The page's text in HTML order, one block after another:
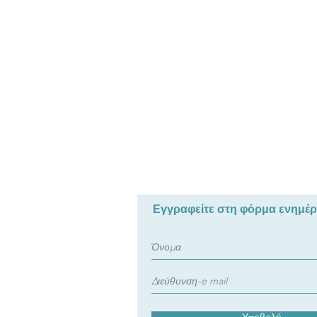
Εγγραφείτε στη φόρμα